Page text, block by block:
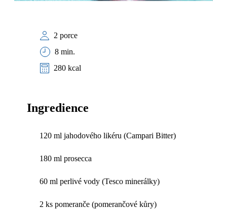
2 porce
8 min.
280 kcal
Ingredience
120 ml jahodového likéru (Campari Bitter)
180 ml prosecca
60 ml perlivé vody (Tesco minerálky)
2 ks pomeranče (pomerančové kůry)